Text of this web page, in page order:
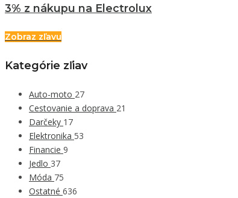
3% z nákupu na Electrolux
Zobraz zľavu
Kategórie zľiav
Auto-moto 27
Cestovanie a doprava 21
Darčeky 17
Elektronika 53
Financie 9
Jedlo 37
Móda 75
Ostatné 636